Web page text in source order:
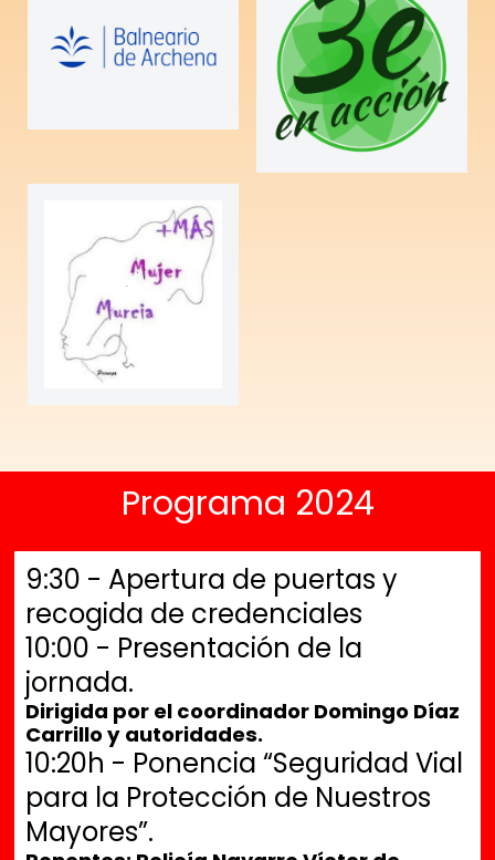
Programa 2024
9:30 - Apertura de puertas y
recogida de credenciales
10:00 - Presentación de la
jornada.
Dirigida por el coordinador Domingo Díaz
Carrillo y autoridades.
10:20h - Ponencia “Seguridad Vial
para la Protección de Nuestros
Mayores”.